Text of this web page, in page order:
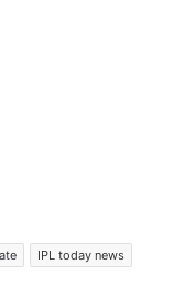
IPL today news